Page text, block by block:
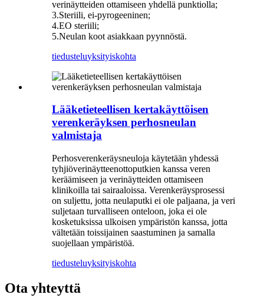
verinäytteiden ottamiseen yhdellä punktiolla;
3.Steriili, ei-pyrogeeninen;
4.EO steriili;
5.Neulan koot asiakkaan pyynnöstä.
tiedusteluyksityiskohta
Lääketieteellisen kertakäyttöisen
verenkeräyksen perhosneulan
valmistaja
Perhosverenkeräysneuloja käytetään yhdessä
tyhjiöverinäytteenottoputkien kanssa veren
keräämiseen ja verinäytteiden ottamiseen
klinikoilla tai sairaaloissa. Verenkeräysprosessi
on suljettu, jotta neulaputki ei ole paljaana, ja veri
suljetaan turvalliseen onteloon, joka ei ole
kosketuksissa ulkoisen ympäristön kanssa, jotta
vältetään toissijainen saastuminen ja samalla
suojellaan ympäristöä.
tiedusteluyksityiskohta
Ota yhteyttä